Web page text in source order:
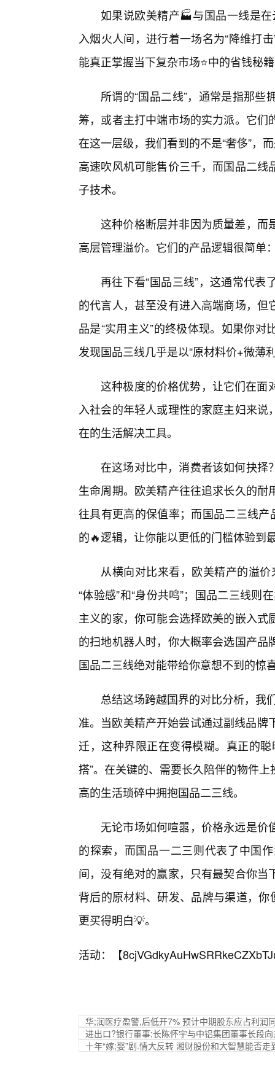
如果说欧美精产🏭与国品一线是在
入烟火人间，进行着一场名为“降维打
能真正掌握当下复杂市场⭐中的省钱秘
所谓的“国品二线”，通常是指那
筹，或者主打中端市场的实力派。它
在这一层级，我们看到的不是“奢侈”，
高速吹风机可能售价三千，而国品二
子技术。
这种价格断层并非因为质量差，而
高层管理溢价。它们的产品逻辑很简单
再往下看“国品三线”，这通常代
的代言人，甚至没有进入高端商场，
品是“实用主义”的终极体现。如果你
发现国品三线几乎是以“原材料价+微薄
这种极度的价格优势，让它们在面
入社会的年轻人或理性的家庭主妇来
在的生活解决工具。
在这场对比中，消费者该如何抉择
生命周期。欧美精产往往追求长久的
往具有更高的保值率；而国品二三线
的🔥逻辑，让你能以更低的门槛体验到
从横向对比来看，欧美精产的溢价
“体验感”和“身份共鸣”；国品二三线则
主义的家，你可能会选择欧美的嵌入
的扫地机器人时，你大概率会选国产
国品二三线绝对能带给你意想不到的惊
总结这场跨越国界的对比分析，我
准。当欧美精产开始尝试通过副线品
迁，这种界限正在变得模糊。真正的
搭”。在关键的、需要长久陪伴的物件
高的生活琐碎中拥抱国品二三线。
无论市场如何喧嚣，价格永远是
的探索，而国品一二三则代表了中国
间，没有绝对的赢家，只有最契合你
背后的原材料、研发、品牌与渠道，
更买得明白💡。
活动：【
华;润医疗盈警,后低开7% 预计中期股东应占利润
进出口?银行董事;长陈怀宇与中铝集团董事长段
十年“嫁;娶”剧.情大反转 湘财股份和大智慧能否走